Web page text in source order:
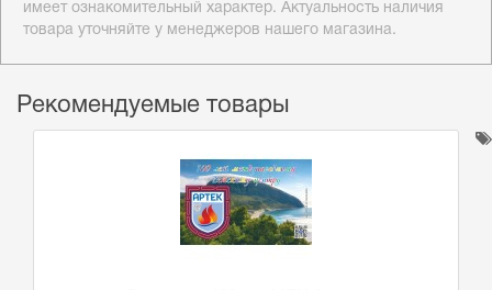
имеет ознакомительный характер. Актуальность наличия
товара уточняйте у менеджеров нашего магазина.
Рекомендуемые товары